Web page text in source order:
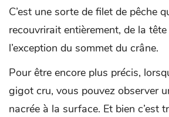
C’est une sorte de filet de pêche
recouvrirait entièrement, de la
l’exception du sommet du crâne.
Pour être encore plus précis,
gigot cru, vous pouvez observer
nacrée à la surface. Et bien c’est